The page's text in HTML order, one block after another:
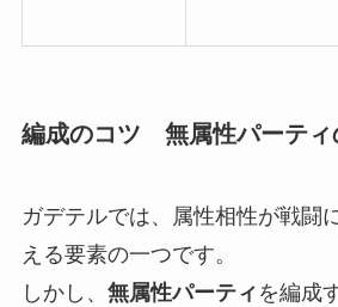
編成のコツ 無属性パーティ
ガデテルでは、属性相性が戦闘
える要素の一つです。
しかし、 無属性パーティ を編成